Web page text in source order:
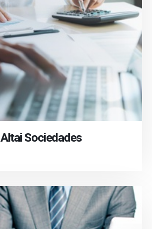
Altai Sociedades